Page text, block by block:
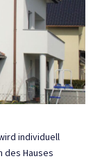
individuell
Hauses